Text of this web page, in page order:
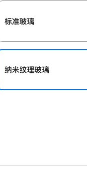
标准玻璃
纳米纹理玻璃